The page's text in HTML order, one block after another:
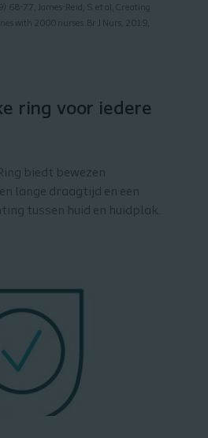
77, James-Reid, S. et al, Creating
with 2000 nurses. Br J Nurs, 2019,
ring voor iedere
biedt bewezen
lange draagtijd en een
tussen huid en huidplak.